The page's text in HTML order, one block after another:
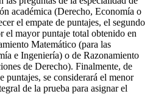
académica (Derecho, Economía o
el empate de puntajes, el segundo
el mayor puntaje total obtenido en
Matemático (para las
e Ingeniería) o de Razonamiento
de Derecho). Finalmente, de
puntajes, se considerará el menor
de la prueba para asignar el